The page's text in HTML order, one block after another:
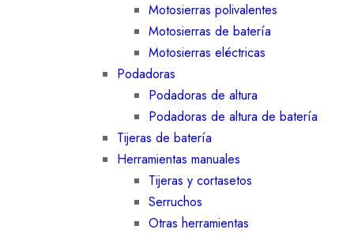
Motosierras polivalentes
Motosierras de batería
Motosierras eléctricas
Podadoras
Podadoras de altura
Podadoras de altura de batería
Tijeras de batería
Herramientas manuales
Tijeras y cortasetos
Serruchos
Otras herramientas